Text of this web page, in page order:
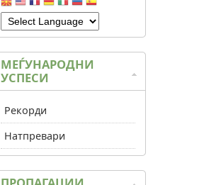
МЕЃУНАРОДНИ
УСПЕСИ
Рекорди
Натпревари